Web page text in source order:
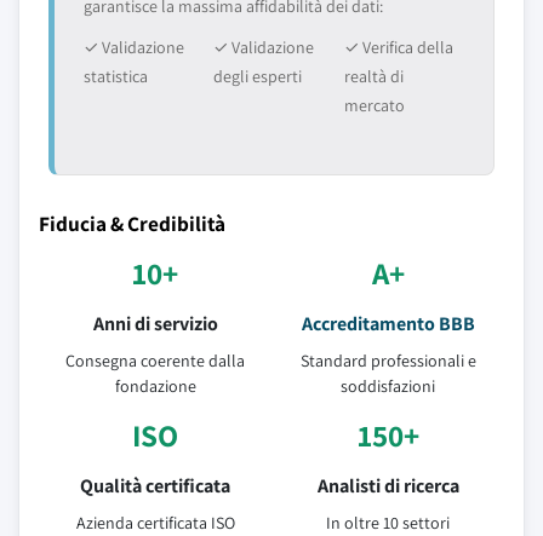
garantisce la massima affidabilità dei dati:
✓ Validazione
statistica
✓ Validazione
degli esperti
✓ Verifica della
realtà di
mercato
Fiducia & Credibilità
10+
Anni di servizio
Consegna coerente dalla
fondazione
A+
Accreditamento BBB
Standard professionali e
soddisfazioni
ISO
Qualità certificata
Azienda certificata ISO
150+
Analisti di ricerca
In oltre 10 settori